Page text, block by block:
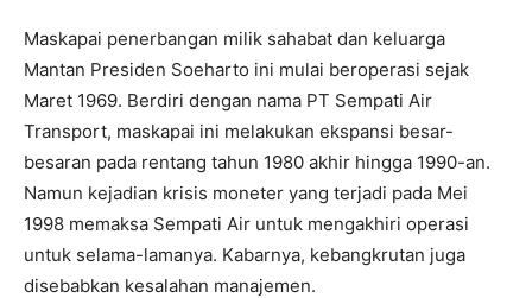
Maskapai penerbangan milik sahabat dan keluarga
Mantan Presiden Soeharto ini mulai beroperasi sejak
Maret 1969. Berdiri dengan nama PT Sempati Air
Transport, maskapai ini melakukan ekspansi besar-
besaran pada rentang tahun 1980 akhir hingga 1990-an.
Namun kejadian krisis moneter yang terjadi pada Mei
1998 memaksa Sempati Air untuk mengakhiri operasi
untuk selama-lamanya. Kabarnya, kebangkrutan juga
disebabkan kesalahan manajemen.